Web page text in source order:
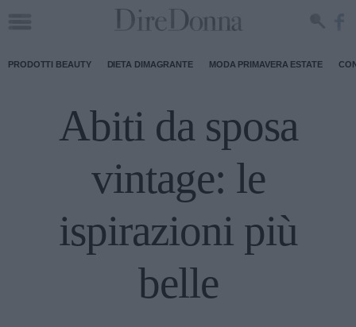
PRODOTTI BEAUTY DIETA DIMAGRANTE MODA PRIMAVERA ESTATE
Abiti da sposa
vintage: le
ispirazioni più
belle